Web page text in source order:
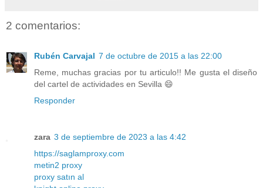
2 comentarios:
Rubén Carvajal 7 de octubre de 2015 a las 22:00
Reme, muchas gracias por tu articulo!! Me gusta el diseño
del cartel de actividades en Sevilla 😄
Responder
zara 3 de septiembre de 2023 a las 4:42
https://saglamproxy.com
metin2 proxy
proxy satın al